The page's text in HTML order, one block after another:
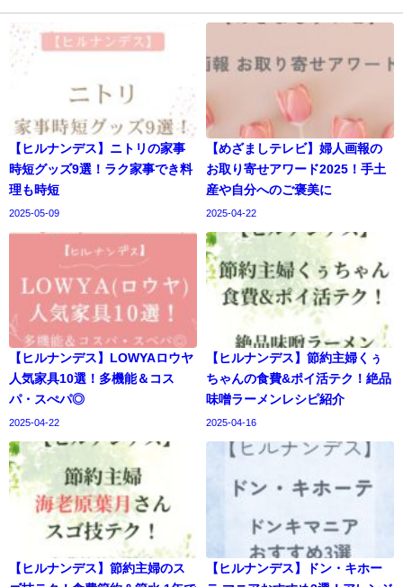
【ヒルナンデス】ニトリの家事
時短グッズ9選！ラク家事でき料
理も時短
2025-05-09
【めざましテレビ】婦人画報の
お取り寄せアワード2025！手土
産や自分へのご褒美に
2025-04-22
【ヒルナンデス】LOWYAロウヤ
人気家具10選！多機能＆コス
パ・スぺパ◎
2025-04-22
【ヒルナンデス】節約主婦くぅ
ちゃんの食費&ポイ活テク！絶品
味噌ラーメンレシピ紹介
2025-04-16
【ヒルナンデス】節約主婦のス
【ヒルナンデス】ドン・キホー